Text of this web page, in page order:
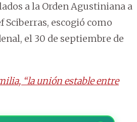
a la Orden Agustiniana a
Sciberras, escogió como
el 30 de septiembre de
“la unión estable entre